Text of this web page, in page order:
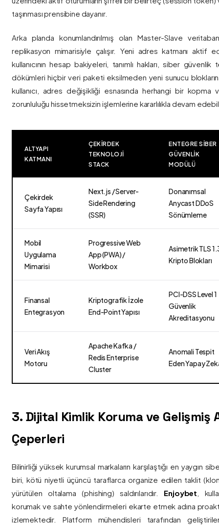
taşınması prensibine dayanır.
Arka planda konumlandırılmış olan Master-Slave
replikasyon mimarisiyle çalışır. Yeni adres katmanı aktif
kullanıcının hesap bakiyeleri, tanımlı hakları, siber
dökümleri hiçbir veri paketi eksilmeden yeni sunucu
kullanıcı, adres değişikliği esnasında herhangi bir
zorunluluğu hissetmeksizin işlemlerine kararlılıkla devam
ALTYAPI
KATMANI
ÇEKIRDEK
TEKNOLOJI
STACK
ENTEGRE SIBER
GÜVENLIK
MODÜLÜ
Çekirdek
Sayfa Yapısı
Next.js / Server-
Side Rendering
(SSR)
Donanımsal
Anycast DDoS
Sönümleme
Mobil
Uygulama
Mimarisi
Progressive Web
App (PWA) /
Workbox
Asimetrik TLS
Kripto Blokları
Finansal
Entegrasyon
Kriptografik İzole
End-Point Yapısı
PCI-DSS Level 1
Güvenlik
Akreditasyonu
Veri Akış
Motoru
Apache Kafka /
Redis Enterprise
Cluster
Anomali Tespit
Eden Yapay
3. Dijital Kimlik Koruma ve Gelişmiş
Çeperleri
Bilinirliği yüksek kurumsal markaların karşılaştığı en yaygın
biri, kötü niyetli üçüncü taraflarca organize edilen taklit
yürütülen oltalama (phishing) saldırılarıdır. Enjoybet ,
korumak ve sahte yönlendirmeleri ekarte etmek adına
izlemektedir. Platform mühendisleri tarafından